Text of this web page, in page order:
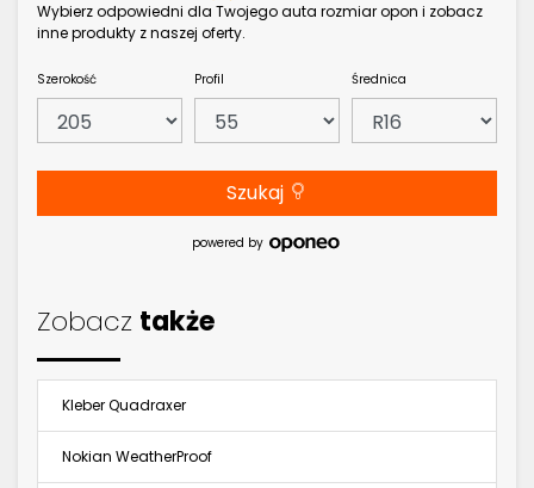
Wybierz odpowiedni dla Twojego auta rozmiar opon i zobacz
inne produkty z naszej oferty.
Szerokość Profil Średnica
Szukaj
powered by
Zobacz także
Kleber Quadraxer
Nokian WeatherProof